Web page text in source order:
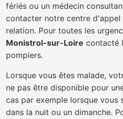
fériés ou un médecin
contacter notre centre
relation. Pour toutes les
Monistrol-sur-Loire contacté
pompiers.
Lorsque vous êtes malade,
ne pas être disponible pour
cas par exemple lorsque vous
dans la nuit ou un dimanche.